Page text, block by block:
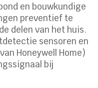
en bouwkundige
preventief te
delen van het huis.
sensoren en
Honeywell Home)
bij